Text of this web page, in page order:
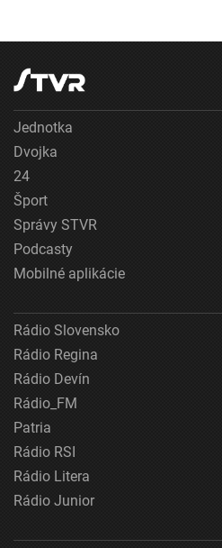
Jednotka
Dvojka
24
Šport
Správy STVR
Podcasty
Mobilné aplikácie
Rádio Slovensko
Rádio Regina
Rádio Devín
Rádio_FM
Patria
Rádio RSI
Rádio Litera
Rádio Junior